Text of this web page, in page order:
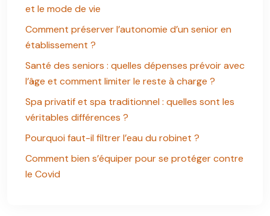
et le mode de vie
Comment préserver l’autonomie d’un senior en
établissement ?
Santé des seniors : quelles dépenses prévoir avec
l’âge et comment limiter le reste à charge ?
Spa privatif et spa traditionnel : quelles sont les
véritables différences ?
Pourquoi faut-il filtrer l’eau du robinet ?
Comment bien s’équiper pour se protéger contre
le Covid